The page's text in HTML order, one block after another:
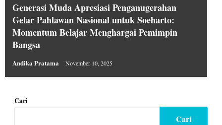
Generasi Muda Apresiasi Penganugerahan
Gelar Pahlawan Nasional untuk Soeharto:
Momentum Belajar Menghargai Pemimpin
Bangsa
Andika Pratama November 10, 2025
Cari
Cari